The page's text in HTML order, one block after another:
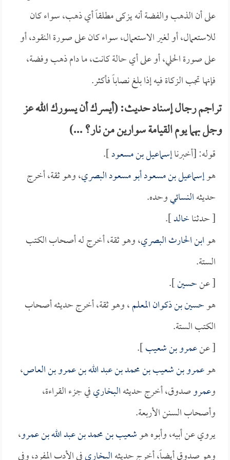
على أن الذهب والفضة أنه يزكى مطلقاً أي ذهب، سواء كان
للاستعمال، أو لغير الاستعمال، سواء كان على صورة النقود، أو
على صورة الحلي، أو على أي حالة كانت، ما دام ذهب وفضة،
فإنها تجب الزكاة فيه إذا بلغ نصاباً فأكثر.
تراجم رجال إسناد حديث: (أيسرك أن يسورك الله عز
وجل بهما يوم القيامة سوارين من نار؟ ...)
قوله: [أخبرناإسماعيل بن مسعود].
هوإسماعيل بن مسعود أبو مسعود البصري، وهو ثقة، أخرج
حديثهالنسائيوحده.
[ حدثناخالد].
هوابن الحارث البصري، وهو ثقة، أخرج له أصحاب الكتب
الستة.
[ عنحسين].
هوحسين بن ذكوان المعلم، وهو ثقة، أخرج حديثه أصحاب
الكتب الستة.
[ عنعمرو بن شعيب].
هوعمرو بن شعيب بن محمد بن عبد الله بن عمرو بن العاص،
وعمروصدوق، أخرج حديثهالبخاريفي جزء القراءة،
وأصحاب السنن الأربعة.
يروي عن أبيه، وأبوه هوشعيب بن محمد بن عبد الله بن عمرو،